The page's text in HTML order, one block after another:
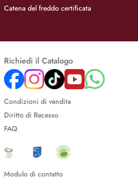
Catena del freddo certificata
Richiedi il Catalogo
Condizioni di vendita
Diritto di Recesso
FAQ
Modulo di contatto